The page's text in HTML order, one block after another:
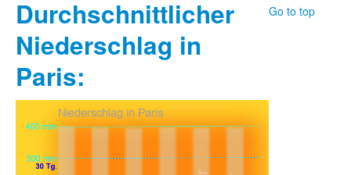
Durchschnittlicher
Niederschlag in
Paris:
Go to top